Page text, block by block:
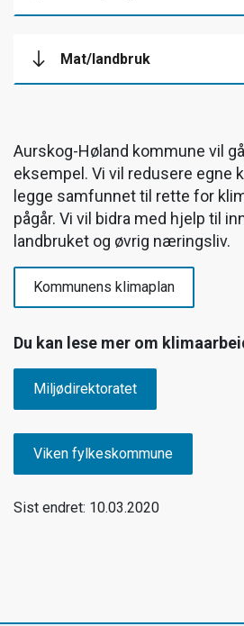
Mat/landbruk
Aurskog-Høland kommune vil
eksempel. Vi vil redusere egne
legge samfunnet til rette for
pågår. Vi vil bidra med hjelp til
landbruket og øvrig næringsliv.
Kommunens klimaplan
Du kan lese mer om
Miljødirektoratet
Viken fylkeskommune
Sist endret: 10.03.2020